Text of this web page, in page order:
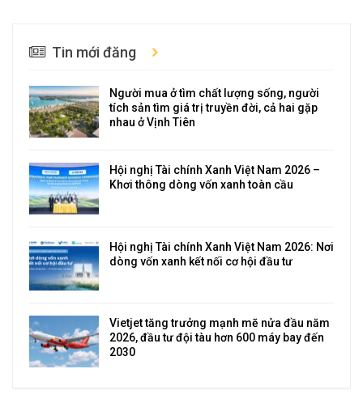
Tin mới đăng
Người mua ở tìm chất lượng sống, người
tích sản tìm giá trị truyền đời, cả hai gặp
nhau ở Vịnh Tiên
Hội nghị Tài chính Xanh Việt Nam 2026 –
Khơi thông dòng vốn xanh toàn cầu
Hội nghị Tài chính Xanh Việt Nam 2026: Nơi
dòng vốn xanh kết nối cơ hội đầu tư
Vietjet tăng trưởng mạnh mẽ nửa đầu năm
2026, đầu tư đội tàu hơn 600 máy bay đến
2030